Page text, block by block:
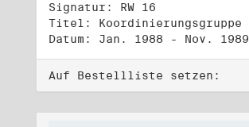
Signatur: RW 16
Datum: Jan. 1988 - Nov. 1989
Auf Bestellliste setzen: